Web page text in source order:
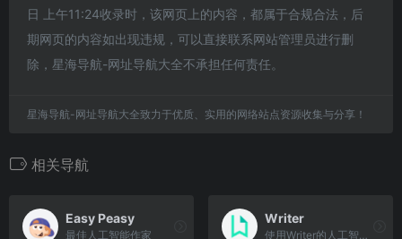
日 上午11:24收录时，该网页上的内容，都属于合规合法，后
期网页的内容如出现违规，可以直接联系网站管理员进行删
除，星海导航-网址导航大全不承担任何责任。
星海导航-网址导航大全致力于优质、实用的网络站点资源收集与分享！
相关导航
Easy Peasy
最佳人工智能作家
Writer
使用Writer的人工智能写作平台大规模解锁品牌内容